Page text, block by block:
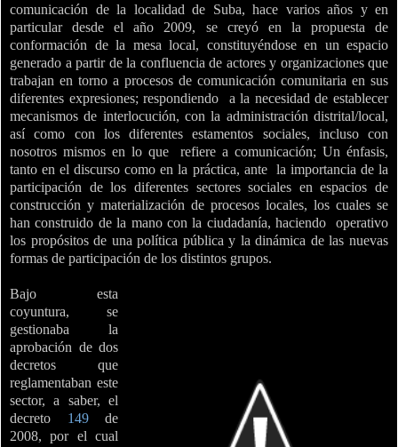
comunicación de la localidad de Suba, hace varios años y en
particular desde el año 2009, se creyó en la propuesta de
conformación de la mesa local, constituyéndose en un espacio
generado a partir de la confluencia de actores y organizaciones que
trabajan en torno a procesos de comunicación comunitaria en sus
diferentes expresiones; respondiendo
a la necesidad de establecer
mecanismos de interlocución, con la administración distrital/local,
así como con los diferentes estamentos sociales, incluso con
nosotros mismos en lo que
refiere a comunicación; Un énfasis,
tanto en el discurso como en la práctica, ante la importancia de la
participación de los diferentes sectores sociales en espacios de
construcción y materialización de procesos locales, los cuales se
han construido de la mano con la ciudadanía, haciendo
operativo
los propósitos de una política pública y la dinámica de las nuevas
formas de participación de los distintos grupos.
Bajo esta
coyuntura, se
gestionaba
la
aprobación de dos
decretos que
reglamentaban este
sector, a saber, el
decreto 149de
2008, por el cual